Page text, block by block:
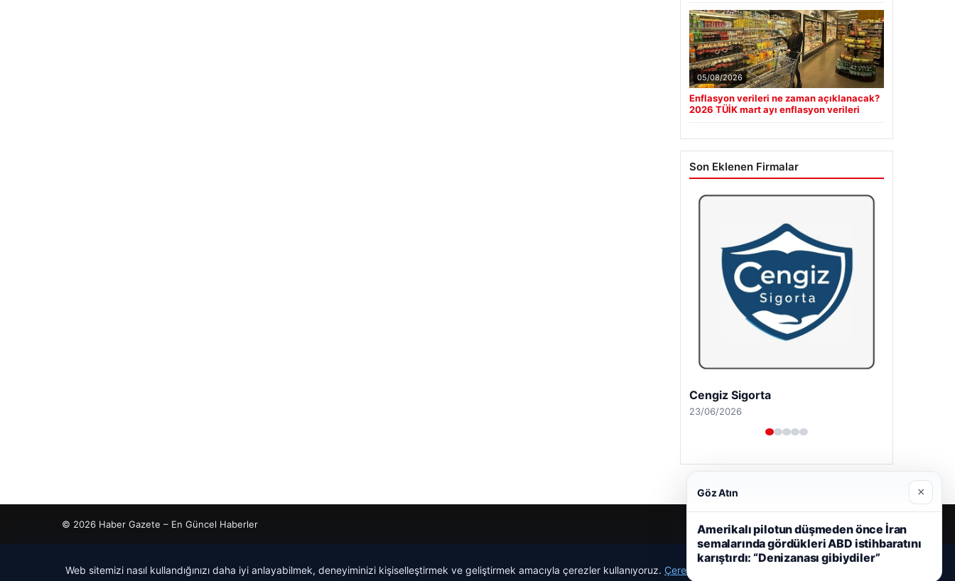
05/08/2026
Enflasyon verileri ne zaman açıklanacak?
2026 TÜİK mart ayı enflasyon verileri
Son Eklenen Firmalar
Cengiz Sigorta
23/06/2026
© 2026 Haber Gazete – En Güncel Haberler
Web sitemizi nasıl kullandığınızı daha iyi anlayabilmek, deneyiminizi kişiselleştirmek ve geliştirmek amacıyla çerezler kullanıyoruz. Çerez Politikamız
Göz Atın ×
Amerikalı pilotun düşmeden önce İran
semalarında gördükleri ABD istihbaratını
karıştırdı: “Denizanası gibiydiler”